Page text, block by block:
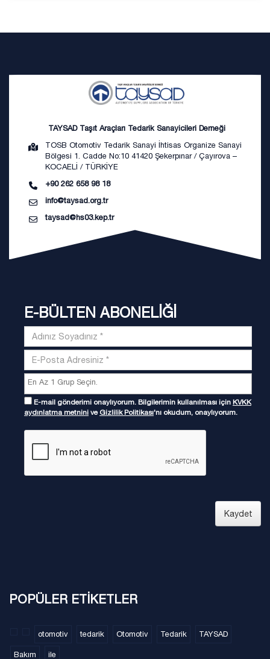
TAYSAD Taşıt Araçları Tedarik Sanayicileri Derneği
TOSB Otomotiv Tedarik Sanayi İhtisas Organize Sanayi
Bölgesi 1. Cadde No:10 41420 Şekerpınar / Çayırova –
KOCAELİ / TÜRKİYE
+90 262 658 98 18
info@taysad.org.tr
taysad@hs03.kep.tr
E-BÜLTEN ABONELİĞİ
E-mail gönderimi onaylıyorum. Bilgilerimin kullanılması için KVKK
aydınlatma metnini ve Gizlilik Politikası'nı okudum, onaylıyorum.
Kaydet
POPÜLER ETİKETLER
otomotiv tedarik Otomotiv Tedarik TAYSAD
Bakım ile